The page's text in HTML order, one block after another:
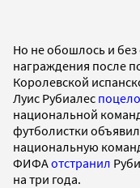
Но не обошлось и
награждения после
Королевской
Луис Рубиалес
национальной
футболистки
национальную
ФИФАотстранил
на три года.